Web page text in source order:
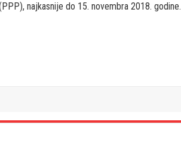
najkasnije do 15. novembra 2018. godine.